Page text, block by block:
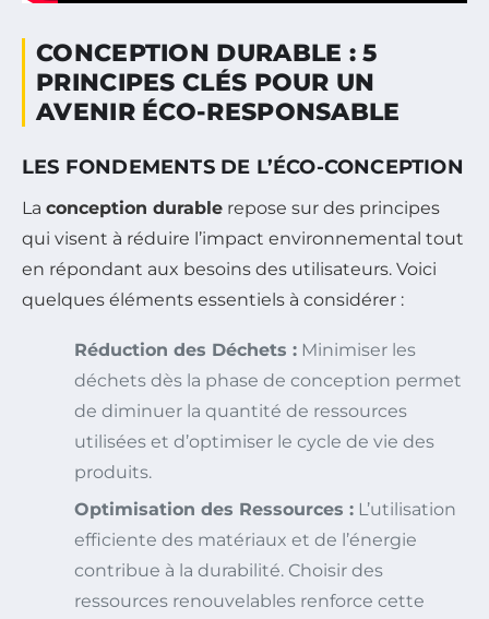
CONCEPTION DURABLE : 5
PRINCIPES CLÉS POUR UN
AVENIR ÉCO-RESPONSABLE
LES FONDEMENTS DE L’ÉCO-CONCEPTION
La conception durable repose sur des principes
qui visent à réduire l’impact environnemental tout
en répondant aux besoins des utilisateurs. Voici
quelques éléments essentiels à considérer :
Réduction des Déchets : Minimiser les
déchets dès la phase de conception permet
de diminuer la quantité de ressources
utilisées et d’optimiser le cycle de vie des
produits.
Optimisation des Ressources : L’utilisation
efficiente des matériaux et de l’énergie
contribue à la durabilité. Choisir des
ressources renouvelables renforce cette